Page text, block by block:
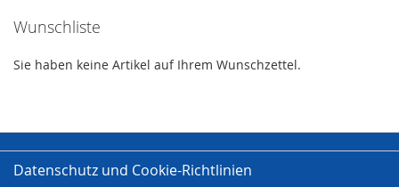
Wunschliste
Sie haben keine Artikel auf Ihrem Wunschzettel.
Datenschutz und Cookie-Richtlinien